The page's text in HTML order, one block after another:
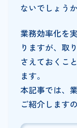
ないでしょうか
業務効率化を
りますが、取
さえておくこ
ます。
本記事では、
ご紹介します